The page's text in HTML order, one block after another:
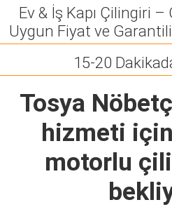
Ev & İş Kapı Çilingiri
Uygun Fiyat ve
15-20
Tosya
hizmeti
motorlu